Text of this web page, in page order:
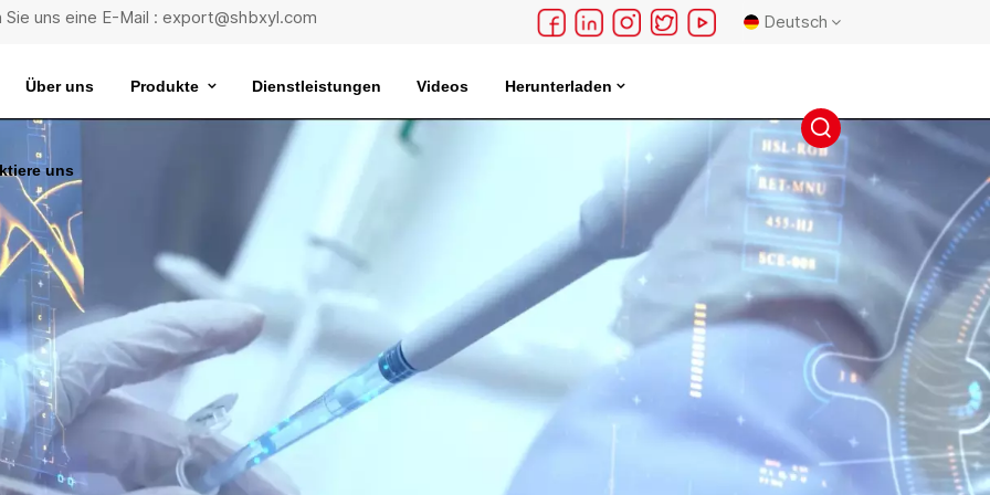
Sie uns eine E-Mail : export@shbxyl.com Deutsch
English
français
русский
español
português
日本語
Über uns Produkte Dienstleistungen Videos Herunterladen
uns